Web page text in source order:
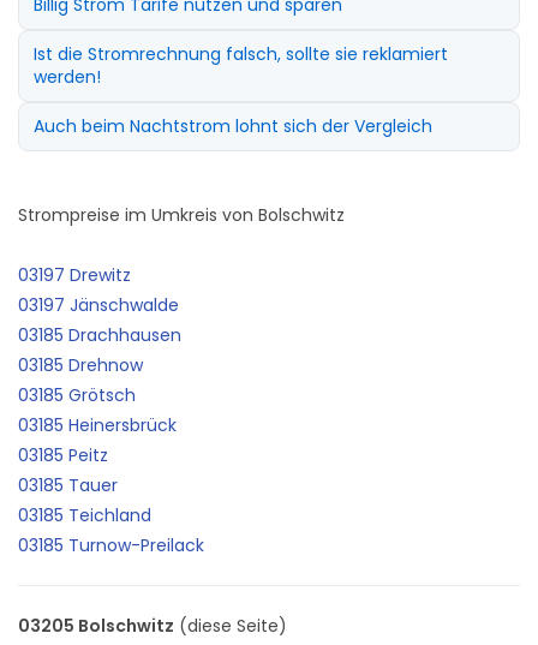
Ist die Stromrechnung falsch, sollte sie reklamiert
werden!
Auch beim Nachtstrom lohnt sich der Vergleich
Strompreise im Umkreis von Bolschwitz
03197 Drewitz
03197 Jänschwalde
03185 Drachhausen
03185 Drehnow
03185 Grötsch
03185 Heinersbrück
03185 Peitz
03185 Tauer
03185 Teichland
03185 Turnow-Preilack
03205 Bolschwitz (diese Seite)